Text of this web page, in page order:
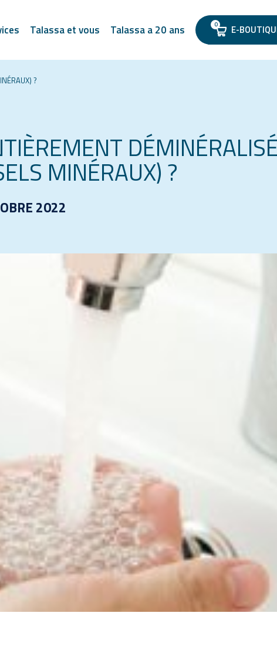
Talassa et vous Talassa a 20 ans 0 E-
?
MINÉRAUX) ?
2022